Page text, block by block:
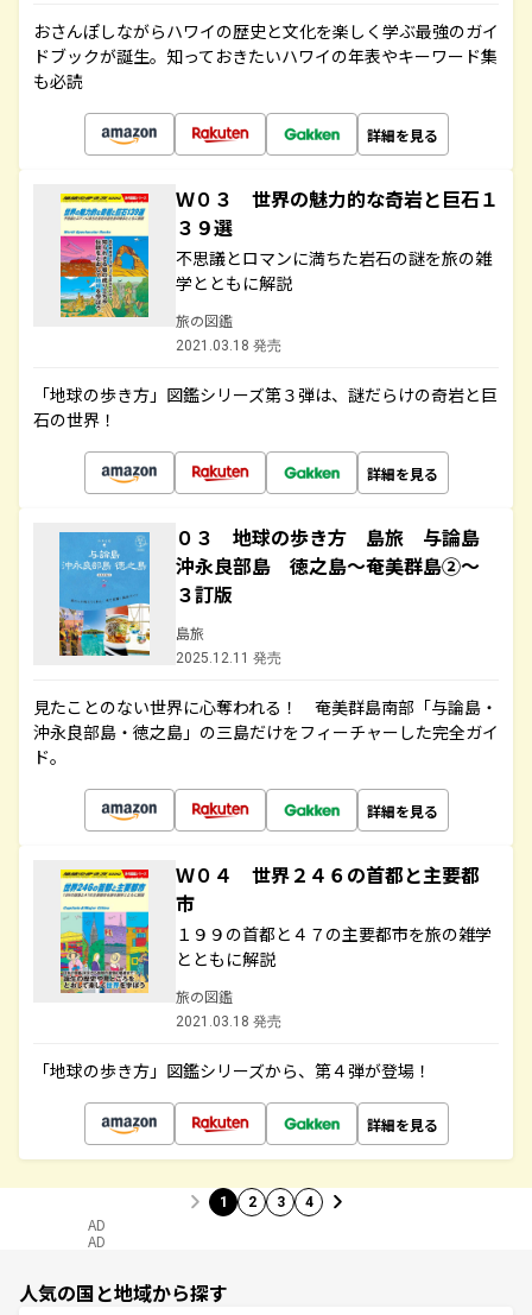
おさんぽしながらハワイの歴史と文化を楽しく学ぶ最強のガイ
ドブックが誕生。知っておきたいハワイの年表やキーワード集
も必読
詳細を見る
Ｗ０３ 世界の魅力的な奇岩と巨石１
３９選
不思議とロマンに満ちた岩石の謎を旅の雑
学とともに解説
旅の図鑑
2021.03.18 発売
「地球の歩き方」図鑑シリーズ第３弾は、謎だらけの奇岩と巨
石の世界！
詳細を見る
０３ 地球の歩き方 島旅 与論島
沖永良部島 徳之島～奄美群島②～
３訂版
島旅
2025.12.11 発売
見たことのない世界に心奪われる！ 奄美群島南部「与論島・
沖永良部島・徳之島」の三島だけをフィーチャーした完全ガイ
ド。
詳細を見る
Ｗ０４ 世界２４６の首都と主要都
市
１９９の首都と４７の主要都市を旅の雑学
とともに解説
旅の図鑑
2021.03.18 発売
「地球の歩き方」図鑑シリーズから、第４弾が登場！
詳細を見る
1 2 3 4
AD
AD
人気の国と地域から探す